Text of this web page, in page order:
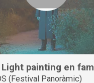
Light painting en
(Festival Panoràmic)